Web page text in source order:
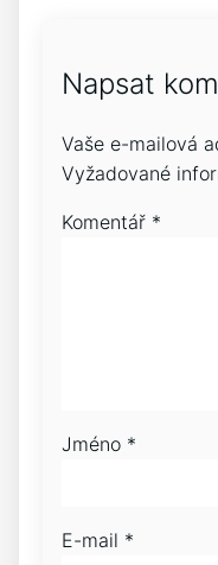
Napsat
Vaše e-mailová
Vyžadované
Komentář *
Jméno *
E-mail *